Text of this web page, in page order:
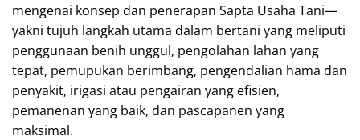
mengenai konsep dan penerapan Sapta Usaha Tani—
yakni tujuh langkah utama dalam bertani yang meliputi
penggunaan benih unggul, pengolahan lahan yang
tepat, pemupukan berimbang, pengendalian hama dan
penyakit, irigasi atau pengairan yang efisien,
pemanenan yang baik, dan pascapanen yang
maksimal.